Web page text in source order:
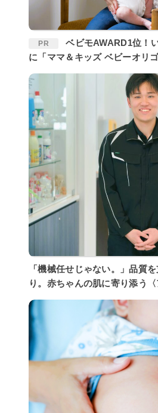
PR
ベビモAWARD1位！いま注目の〈赤ちゃん腸活〉
に「ママ＆キッズ ベビーオリ
「機械任せじゃない。」品質
り。赤ちゃんの肌に寄り添う